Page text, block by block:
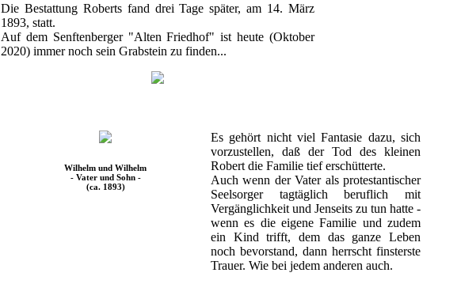
Die Bestattung Roberts fand drei Tage später, am 14. März
1893, statt.
Auf dem Senftenberger "Alten Friedhof" ist heute (Oktober
2020) immer noch sein Grabstein zu finden...
Wilhelm und Wilhelm
- Vater und Sohn -
(ca. 1893)
Es gehört nicht viel Fantasie dazu, sich
vorzustellen, daß der Tod des kleinen
Robert die Familie tief erschütterte.
Auch wenn der Vater als protestantischer
Seelsorger tagtäglich beruflich mit
Vergänglichkeit und Jenseits zu tun hatte -
wenn es die eigene Familie und zudem
ein Kind trifft, dem das ganze Leben
noch bevorstand, dann herrscht finsterste
Trauer. Wie bei jedem anderen auch.